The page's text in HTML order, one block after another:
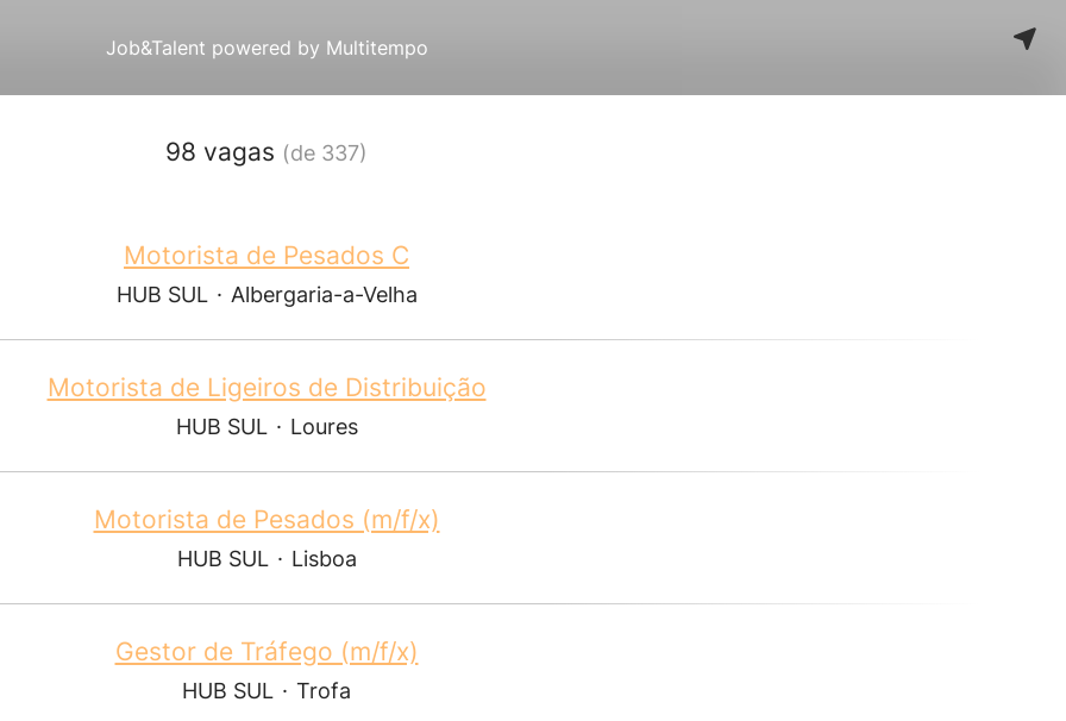
Job&Talent powered by Multitempo
98 vagas (de 337)
Motorista de Pesados C
HUB SUL · Albergaria-a-Velha
Motorista de Ligeiros de Distribuição
HUB SUL · Loures
Motorista de Pesados (m/f/x)
HUB SUL · Lisboa
Gestor de Tráfego (m/f/x)
HUB SUL · Trofa